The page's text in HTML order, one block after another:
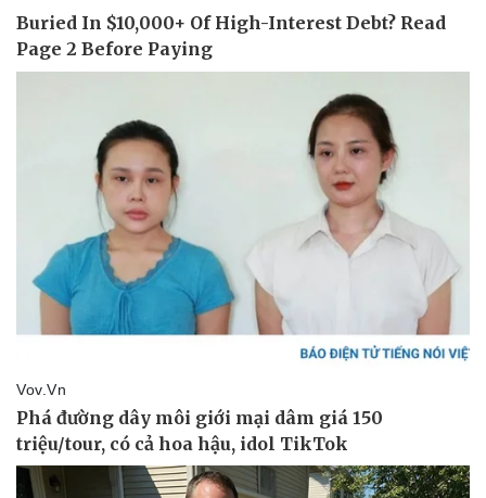
Dinh dưỡng - món ngon
Sản phụ khoa
Nhi khoa
Nam khoa
Làm đẹp - giảm cân
Đời sống
Tình yêu - Gia đình